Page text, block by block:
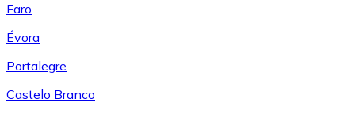
Faro
Évora
Portalegre
Castelo Branco